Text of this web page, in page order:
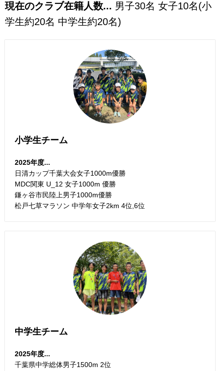
現在のクラブ在籍人数... 男子30名 女子10名(小
学生約20名 中学生約20名)
小学生チーム
2025年度...
日清カップ千葉大会女子1000m優勝
MDC関東 U_12 女子1000m 優勝
鎌ヶ谷市民陸上男子1000m優勝
松戸七草マラソン 中学年女子2km 4位,6位
中学生チーム
2025年度...
千葉県中学総体男子1500m 2位